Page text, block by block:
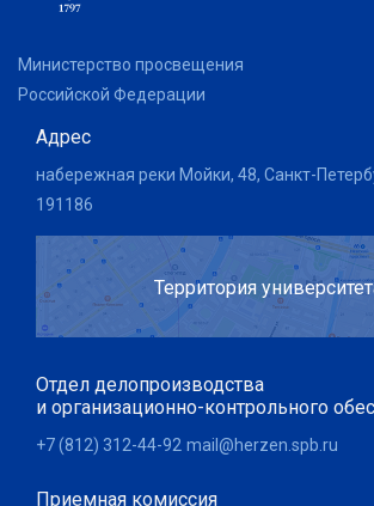
Министерство просвещения
Российской Федерации
Адрес
набережная реки Мойки, 48, Санкт-
191186
Территория
Отдел делопроизводства
и организационно-контрольного
+7 (812) 312-44-92 mail@herzen.spb.ru
Приемная комиссия